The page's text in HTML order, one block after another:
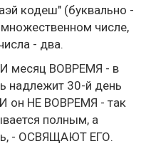
кодеш" (буквально -
числе,
- два.
месяц ВОВРЕМЯ - в
надлежит 30-й день
он НЕ ВОВРЕМЯ - так
полным, а
- ОСВЯЩАЮТ ЕГО.